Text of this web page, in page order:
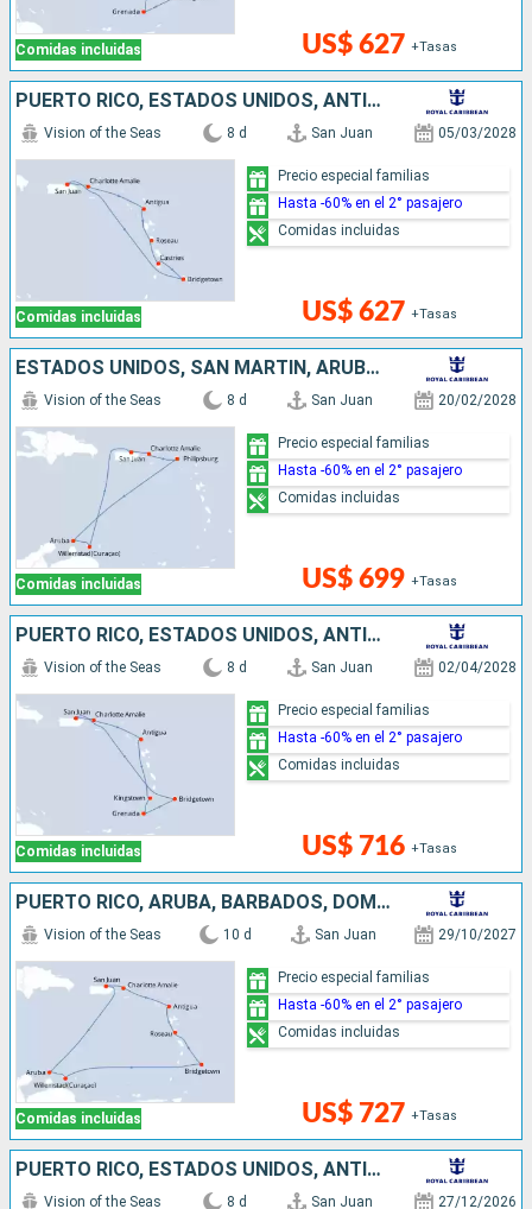
Comidas incluidas US$ 627 +Tasas
PUERTO RICO, ESTADOS UNIDOS, ANTIGUA Y BARBUDA, DOMINICA, SANTA LUCIA, BARBADOS
Comidas incluidas
Vision of the Seas 8 d San Juan 05/03/2028
US$ 627 +Tasas
Precio especial familias
Hasta -60% en el 2° pasajero
Comidas incluidas
ESTADOS UNIDOS, SAN MARTÍN, ARUBA, PUERTO RICO
Comidas incluidas
Vision of the Seas 8 d San Juan 20/02/2028
US$ 699 +Tasas
Precio especial familias
Hasta -60% en el 2° pasajero
Comidas incluidas
PUERTO RICO, ESTADOS UNIDOS, ANTIGUA Y BARBUDA, SAN VINCENT Y LAS GRANADINAS, GRENADA, BARBADOS
Comidas incluidas
Vision of the Seas 8 d San Juan 02/04/2028
US$ 716 +Tasas
Precio especial familias
Hasta -60% en el 2° pasajero
Comidas incluidas
PUERTO RICO, ARUBA, BARBADOS, DOMINICA, ANTIGUA Y BARBUDA, ESTADOS UNIDOS
Comidas incluidas
Vision of the Seas 10 d San Juan 29/10/2027
US$ 727 +Tasas
Precio especial familias
Hasta -60% en el 2° pasajero
Comidas incluidas
PUERTO RICO, ESTADOS UNIDOS, ANTIGUA Y BARBUDA, DOMINICA, SAN MARTÍN
Vision of the Seas 8 d San Juan 27/12/2026